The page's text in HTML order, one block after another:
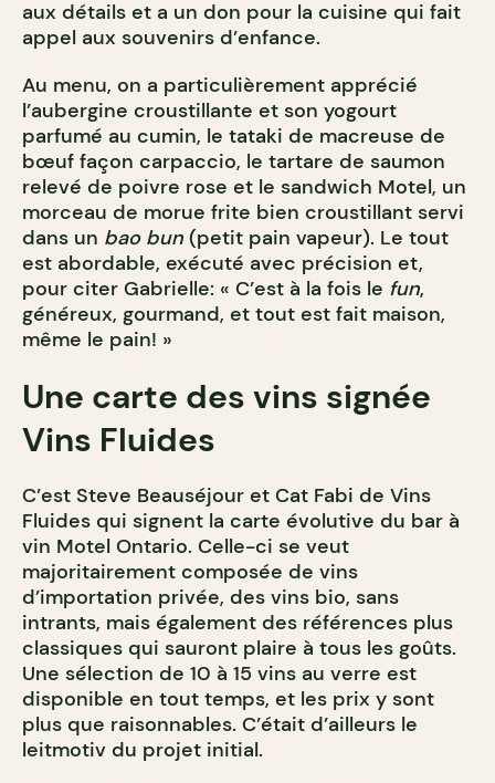
aux détails et a un don pour la cuisine qui fait
appel aux souvenirs d’enfance.
Au menu, on a particulièrement apprécié
l’aubergine croustillante et son yogourt
parfumé au cumin, le tataki de macreuse de
bœuf façon carpaccio, le tartare de saumon
relevé de poivre rose et le sandwich Motel, un
morceau de morue frite bien croustillant servi
dans un bao bun (petit pain vapeur). Le tout
est abordable, exécuté avec précision et,
pour citer Gabrielle: « C’est à la fois le fun,
généreux, gourmand, et tout est fait maison,
même le pain! »
Une carte des vins signée
Vins Fluides
C’est Steve Beauséjour et Cat Fabi de Vins
Fluides qui signent la carte évolutive du bar à
vin Motel Ontario. Celle-ci se veut
majoritairement composée de vins
d’importation privée, des vins bio, sans
intrants, mais également des références plus
classiques qui sauront plaire à tous les goûts.
Une sélection de 10 à 15 vins au verre est
disponible en tout temps, et les prix y sont
plus que raisonnables. C’était d’ailleurs le
leitmotiv du projet initial.